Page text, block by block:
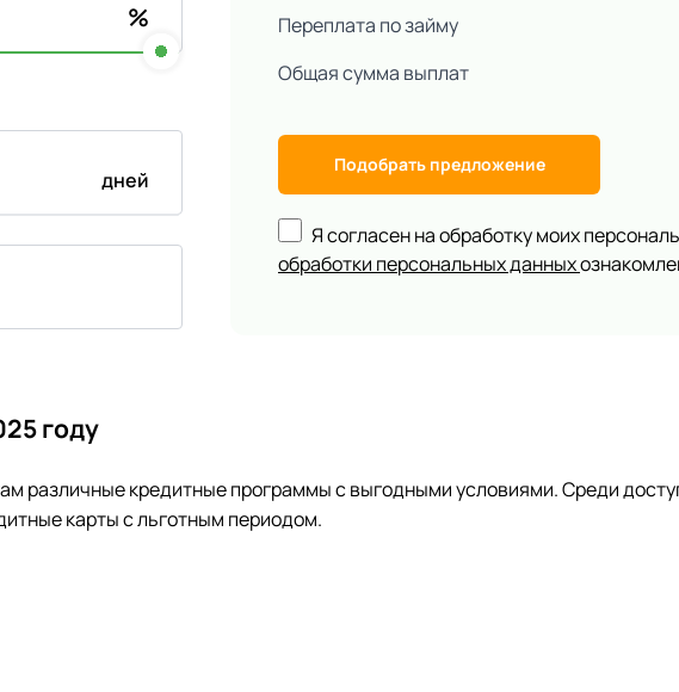
%
дней
Переплата по займу
Общая сумма выплат
Подобрать предложение
Я согласен на обработку моих
обработки персональных данных
году
различные кредитные программы с выгодными условиями. Среди
карты с льготным периодом.